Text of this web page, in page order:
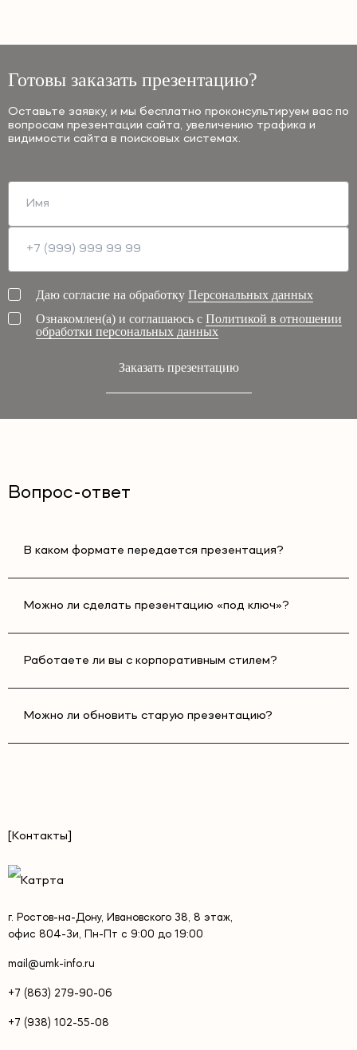
Готовы заказать презентацию?
Оставьте заявку, и мы бесплатно проконсультируем вас по
вопросам презентации сайта, увеличению трафика и
видимости сайта в поисковых системах.
Даю согласие на обработку Персональных данных
Ознакомлен(а) и соглашаюсь с Политикой в отношении
обработки персональных данных
Заказать презентацию
Вопрос-ответ
В каком формате передается презентация?
Можно ли сделать презентацию «под ключ»?
Работаете ли вы с корпоративным стилем?
Можно ли обновить старую презентацию?
[Контакты]
г. Ростов-на-Дону, Ивановского 38, 8 этаж,
офис 804-3и, Пн-Пт с 9:00 до 19:00
mail@umk-info.ru
+7 (863) 279-90-06
+7 (938) 102-55-08